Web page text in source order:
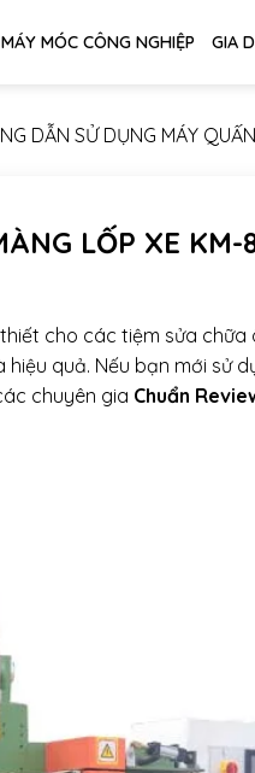
MÁY MÓC CÔNG NGHIỆP GIA
DẪN SỬ DỤNG MÁY
LỐP XE KM-
cho các tiệm sửa chữa
quả. Nếu bạn mới sử
chuyên gia Chuẩn